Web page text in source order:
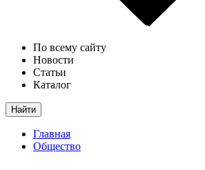
По всему сайту
Новости
Статьи
Каталог
Найти
Главная
Общество